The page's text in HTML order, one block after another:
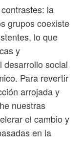
la
grupos coexiste
lo que
y
desarrollo social
Para revertir
arrojada y
nuestras
el cambio y
en la